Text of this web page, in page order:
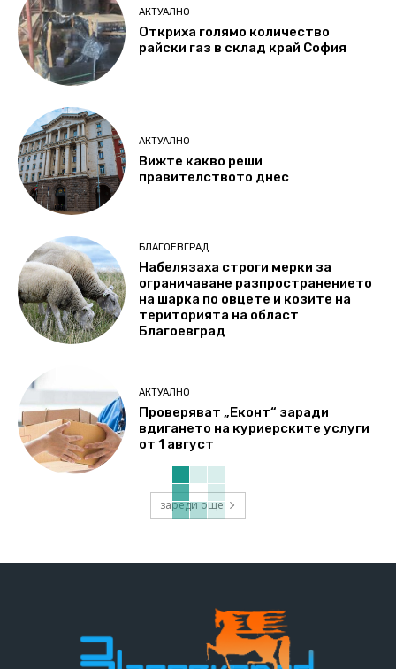
АКТУАЛНО
Откриха голямо количество
райски газ в склад край София
АКТУАЛНО
Вижте какво реши
правителството днес
БЛАГОЕВГРАД
Набелязаха строги мерки за
ограничаване разпространението
на шарка по овцете и козите на
територията на област
Благоевград
АКТУАЛНО
Проверяват „Еконт“ заради
вдигането на куриерските услуги
от 1 август
зареди още